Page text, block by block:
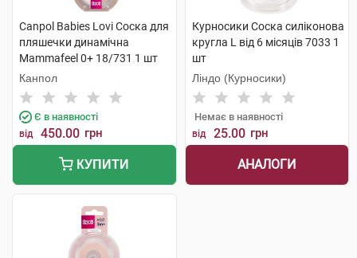
Canpol Babies Lovi Соска для
пляшечки динамічна
Mammafeel 0+ 18/731 1 шт
Канпол
Є в наявності
від 450.00 грн
КУПИТИ
Курносики Соска силіконова
кругла L від 6 місяців 7033 1
шт
Ліндо (Курносики)
Немає в наявності
від 25.00 грн
АНАЛОГИ